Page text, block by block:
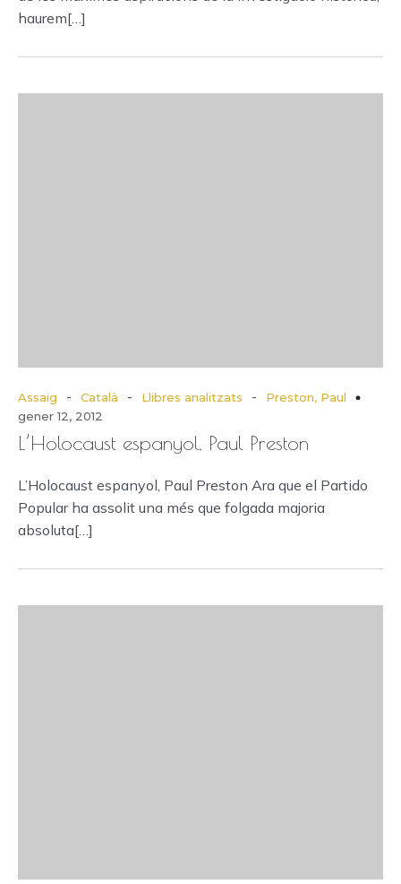
haurem[…]
Assaig - Català - Llibres analitzats -
Preston, Paul
gener 12, 2012
L’Holocaust espanyol, Paul Preston
L’Holocaust espanyol, Paul Preston Ara que el Partido
Popular ha assolit una més que folgada majoria
absoluta[…]